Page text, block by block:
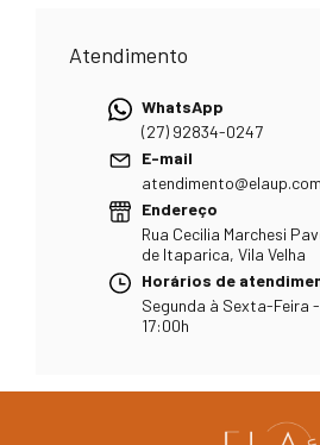
Atendimento
WhatsApp
(27) 92834-0247
E-mail
Endereço
Rua Cecilia Marchesi
de Itaparica, Vila Velha
Horários de
Segunda à Sexta-Feira
17:00h